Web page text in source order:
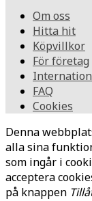
Om oss
Hitta hit
Köpvillkor
För företag
FAQ
Cookies
Denna
alla sina
som ingår i
acceptera
på knappen